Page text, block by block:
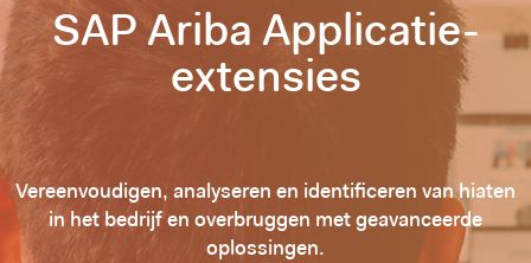
SAP Ariba Applicatie-
extensies
Vereenvoudigen, analyseren en identificeren van hiaten
in het bedrijf en overbruggen met geavanceerde
oplossingen.